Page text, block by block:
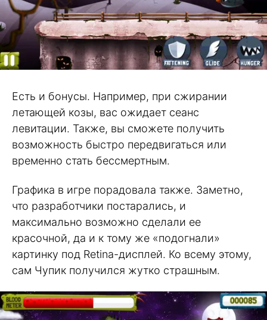
Есть и бонусы. Например, при сжирании
летающей козы, вас ожидает сеанс
левитации. Также, вы сможете получить
возможность быстро передвигаться или
временно стать бессмертным.
Графика в игре порадовала также. Заметно,
что разработчики постарались, и
максимально возможно сделали ее
красочной, да и к тому же «подогнали»
картинку под Retina-дисплей. Ко всему этому,
сам Чупик получился жутко страшным.